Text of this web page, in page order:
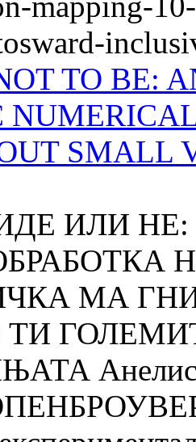
TO BE:
SMALL
ИЛИ
МА